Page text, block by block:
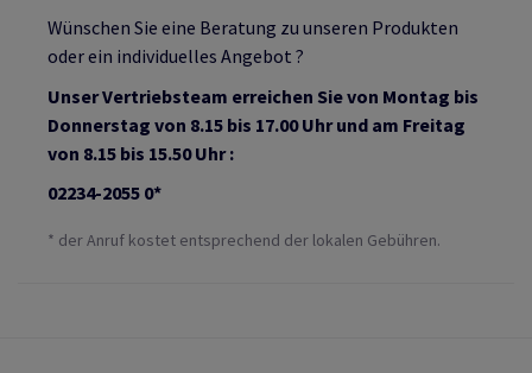
Wünschen Sie eine Beratung zu unseren Produkten
oder ein individuelles Angebot ?
Unser Vertriebsteam erreichen Sie von Montag bis
Donnerstag von 8.15 bis 17.00 Uhr und am Freitag
von 8.15 bis 15.50 Uhr :
02234-2055 0*
* der Anruf kostet entsprechend der lokalen Gebühren.